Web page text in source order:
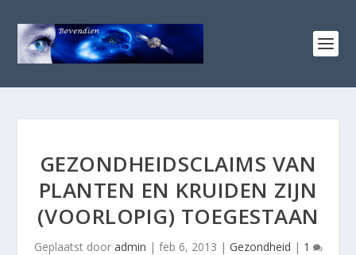
GEZONDHEIDSCLAIMS VAN
PLANTEN EN KRUIDEN ZIJN
(VOORLOPIG) TOEGESTAAN
Geplaatst door admin | feb 6, 2013 | Gezondheid | 1